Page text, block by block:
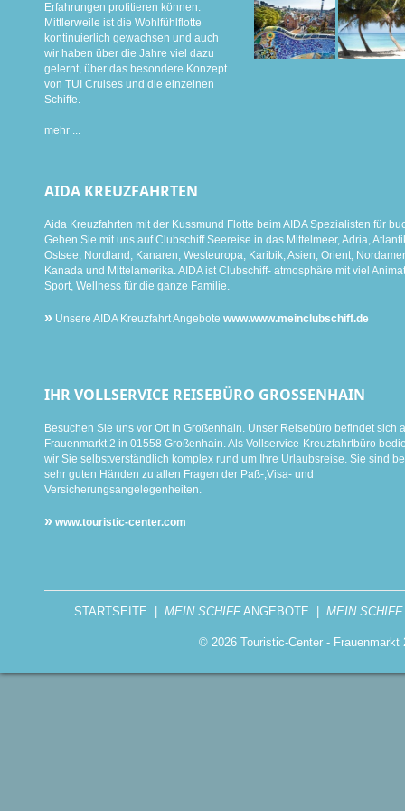
Erfahrungen profitieren können.
Mittlerweile ist die Wohlfühlflotte
kontinuierlich gewachsen und auch
wir haben über die Jahre viel dazu
gelernt, über das besondere Konzept
von TUI Cruises und die einzelnen
Schiffe.
mehr ...
AIDA KREUZFAHRTEN
Aida Kreuzfahrten mit der Kussmund Flotte beim AIDA Spezialisten für
Gehen Sie mit uns auf Clubschiff Seereise in das Mittelmeer, Adria,
Ostsee, Nordland, Kanaren, Westeuropa, Karibik, Asien, Orient,
Kanada und Mittelamerika. AIDA ist Clubschiff- atmosphäre mit viel
Sport, Wellness für die ganze Familie.
» Unsere AIDA Kreuzfahrt Angebote www.www.meinclubschiff.de
IHR VOLLSERVICE REISEBÜRO GROSSENHAIN
Besuchen Sie uns vor Ort in Großenhain. Unser Reisebüro befindet sich
Frauenmarkt 2 in 01558 Großenhain. Als Vollservice-Kreuzfahrtbüro
wir Sie selbstverständlich komplex rund um Ihre Urlaubsreise. Sie sind
sehr guten Händen zu allen Fragen der Paß-,Visa- und
Versicherungsangelegenheiten.
» www.touristic-center.com
STARTSEITE MEIN SCHIFFANGEBOTE MEIN SCHIFF
© 2026 Touristic-Center -